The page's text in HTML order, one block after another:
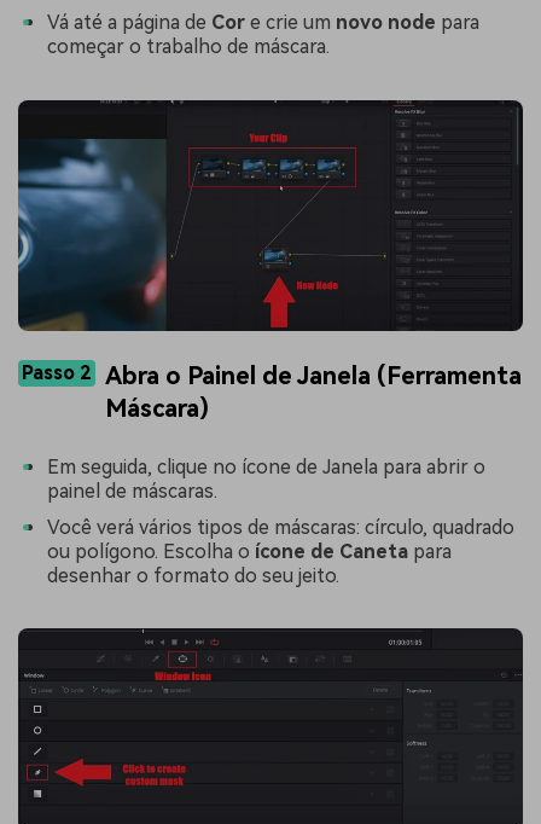
Vá até a página de Cor e crie um novo node para
começar o trabalho de máscara.
Passo 2
Abra o Painel de Janela (Ferramenta
Máscara)
Em seguida, clique no ícone de Janela para abrir o
painel de máscaras.
Você verá vários tipos de máscaras: círculo, quadrado
ou polígono. Escolha o ícone de Caneta para
desenhar o formato do seu jeito.